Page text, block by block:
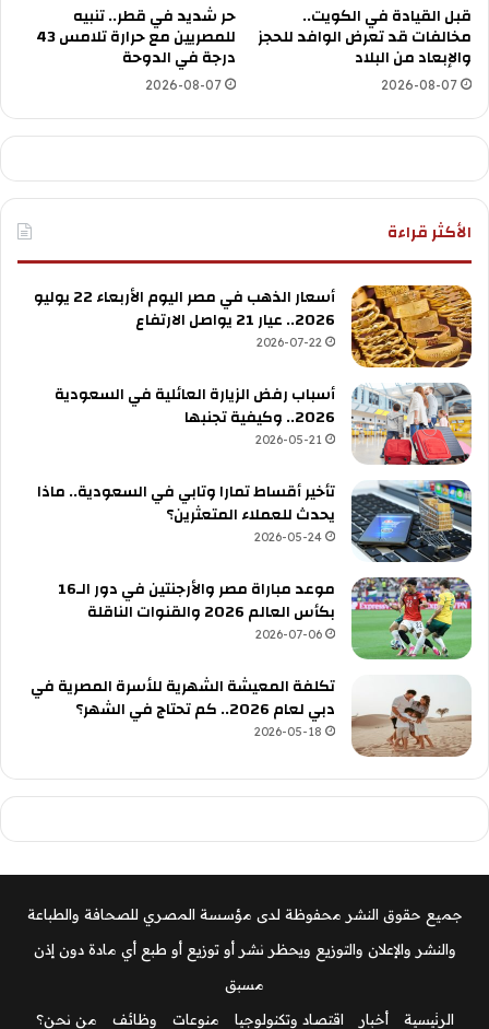
قبل القيادة في الكويت..
مخالفات قد تعرض الوافد للحجز
والإبعاد من البلاد
2026-08-07
حر شديد في قطر.. تنبيه
للمصريين مع حرارة تلامس 43
درجة في الدوحة
2026-08-07
الأكثر قراءة
أسعار الذهب في مصر اليوم الأربعاء 22 يوليو
2026.. عيار 21 يواصل الارتفاع
2026-07-22
أسباب رفض الزيارة العائلية في السعودية
2026.. وكيفية تجنبها
2026-05-21
تأخير أقساط تمارا وتابي في السعودية.. ماذا
يحدث للعملاء المتعثرين؟
2026-05-24
موعد مباراة مصر والأرجنتين في دور الـ16
بكأس العالم 2026 والقنوات الناقلة
2026-07-06
تكلفة المعيشة الشهرية للأسرة المصرية في
دبي لعام 2026.. كم تحتاج في الشهر؟
2026-05-18
جميع حقوق النشر محفوظة لدى مؤسسة المصري للصحافة والطباعة
والنشر والإعلان والتوزيع ويحظر نشر أو توزيع أو طبع أي مادة دون إذن
مسبق
الرئيسية
أخبار اقتصاد وتكنولوجيا منوعات وظائف من نحن؟